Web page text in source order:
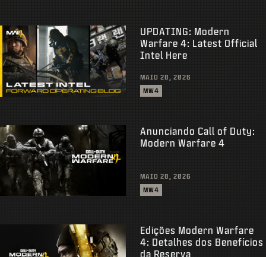
UPDATING: Modern
Warfare 4: Latest Official
Intel Here
MAIO 28, 2026
MW4
Anunciando Call of Duty:
Modern Warfare 4
MAIO 28, 2026
MW4
Edições Modern Warfare
4: Detalhes dos Benefícios
da Reserva